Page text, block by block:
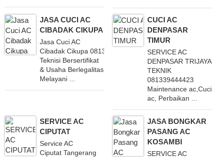
JASA CUCI AC
CIBADAK CIKUPA
Jasa Cuci AC
Cibadak Cikupa 081385846234 Dengan
Teknisi Bersertifikat
& Usaha Berlegalitas
Melayani ...
CUCI AC
DENPASAR
TIMUR
SERVICE AC
DENPASAR TRIJAYA
TEKNIK
081339444423
Maintenance ac,Cuci
ac, Perbaikan ...
SERVICE AC
CIPUTAT
Service AC
Ciputat Tangerang
JASA BONGKAR
PASANG AC
KOSAMBI
SERVICE AC